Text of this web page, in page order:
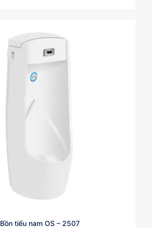
Bồn tiểu nam OS – 2507